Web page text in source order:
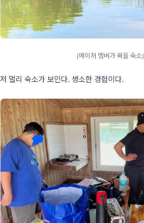
(메이저 맴버가 묵을 숙소)
저 멀리 숙소가 보인다. 생소한 경험이다.